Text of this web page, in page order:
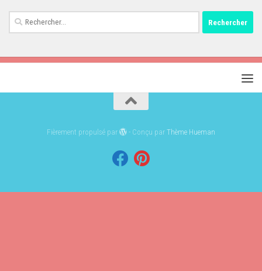
Rechercher :
Fièrement propulsé par - Conçu parThème Hueman